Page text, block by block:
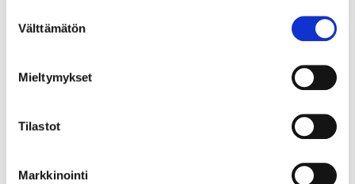
valinta
Välttämätön
Mieltymykset
Tilastot
Markkinointi
varuhus